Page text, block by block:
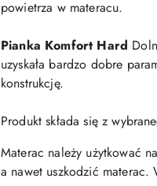
powietrza w materacu.
Pianka Komfort Hard
uzyskała bardzo dobre
konstrukcję.
Produkt składa się z
Materac należy użytkować
a nawet uszkodzić